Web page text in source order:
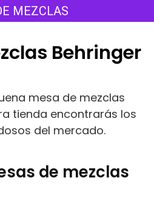
MEZCLAS
Behringer
mesa de mezclas
tienda encontrarás los
del mercado.
de mezclas